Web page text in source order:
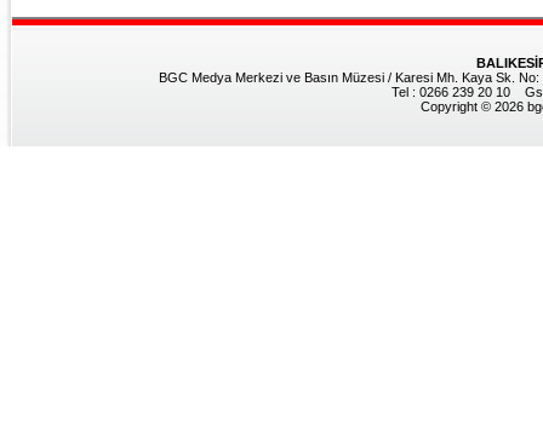
BGC Medya Merkezi ve Basın Müzesi / Karesi Mh. Kaya Sk.
Tel : 0266 239 20 10
Copyright © 2026